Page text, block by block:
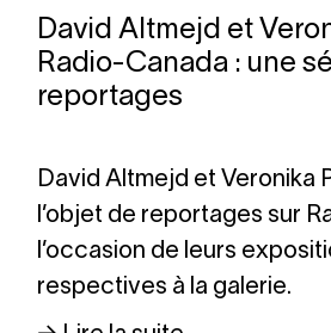
David Altmejd et
Radio-Canada : une
reportages
David Altmejd et Veronika
l’objet de reportages sur
l’occasion de leurs
respectives à la galerie.